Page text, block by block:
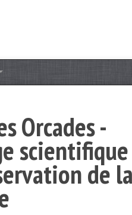
Orcades -
scientifique
de la